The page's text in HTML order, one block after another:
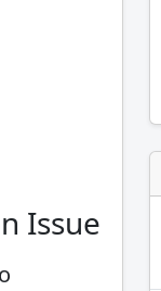
Issue